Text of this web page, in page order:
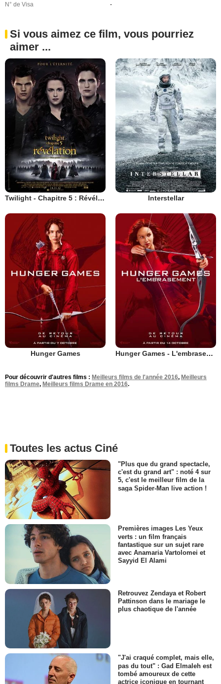
N° de Visa
-
Si vous aimez ce film, vous pourriez
aimer ...
Twilight - Chapitre 5 : Révélation 2e partie Interstellar
Hunger Games Hunger Games - L'embrasement
Pour découvrir d'autres films : Meilleurs films de l'année 2016, Meilleurs
films Drame, Meilleurs films Drame en 2016.
Toutes les actus Ciné
"Plus que du grand spectacle,
c'est du grand art" : noté 4 sur
5, c'est le meilleur film de la
saga Spider-Man live action !
Premières images Les Yeux
verts : un film français
fantastique sur un sujet rare
avec Anamaria Vartolomei et
Sayyid El Alami
Retrouvez Zendaya et Robert
Pattinson dans le mariage le
plus chaotique de l'année
"J'ai craqué complet, mais elle,
pas du tout" : Gad Elmaleh est
tombé amoureux de cette
actrice iconique en tournant